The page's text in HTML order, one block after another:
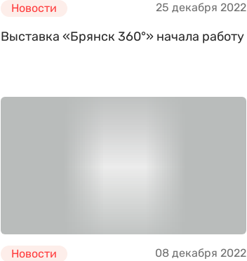
Новости 25 декабря 2022
Выставка «Брянск 360°» начала работу
Новости 08 декабря 2022